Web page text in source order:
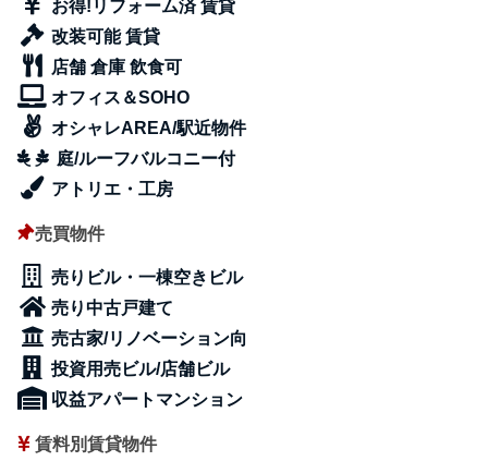
お得!リフォーム済 賃貸
改装可能 賃貸
店舗 倉庫 飲食可
オフィス＆SOHO
オシャレAREA/駅近物件
庭/ルーフバルコニー付
アトリエ・工房
売買物件
売りビル・一棟空きビル
売り中古戸建て
売古家/リノベーション向
投資用売ビル/店舗ビル
収益アパートマンション
賃料別賃貸物件